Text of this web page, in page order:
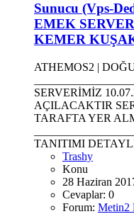
Sunucu (Vps-
EMEK
KEMER
ATHEMOS2 |
SERVERİMİZ
AÇILACAKTIR
TARAFTA YER
TANITIMI
Trashy
Konu
28 Haziran
Cevaplar: 0
Forum: Metin2